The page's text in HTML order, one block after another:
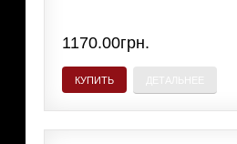
1170.00грн.
КУПИТЬ